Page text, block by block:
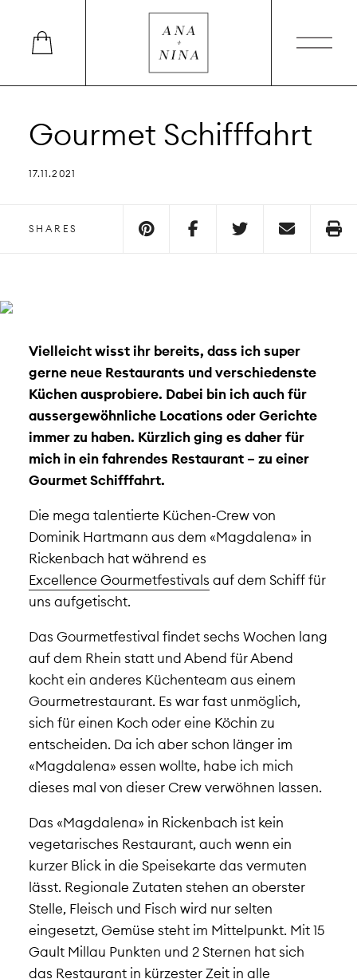
Gourmet Schifffahrt
17.11.2021
SHARES
Vielleicht wisst ihr bereits, dass ich super
gerne neue Restaurants und verschiedenste
Küchen ausprobiere. Dabei bin ich auch für
aussergewöhnliche Locations oder Gerichte
immer zu haben. Kürzlich ging es daher für
mich in ein fahrendes Restaurant – zu einer
Gourmet Schifffahrt.
Die mega talentierte Küchen-Crew von
Dominik Hartmann aus dem «Magdalena» in
Rickenbach hat während es
Excellence Gourmetfestivals auf dem Schiff für
uns aufgetischt.
Das Gourmetfestival findet sechs Wochen lang
auf dem Rhein statt und Abend für Abend
kocht ein anderes Küchenteam aus einem
Gourmetrestaurant. Es war fast unmöglich,
sich für einen Koch oder eine Köchin zu
entscheiden. Da ich aber schon länger im
«Magdalena» essen wollte, habe ich mich
dieses mal von dieser Crew verwöhnen lassen.
Das «Magdalena» in Rickenbach ist kein
vegetarisches Restaurant, auch wenn ein
kurzer Blick in die Speisekarte das vermuten
lässt. Regionale Zutaten stehen an oberster
Stelle, Fleisch und Fisch wird nur selten
eingesetzt, Gemüse steht im Mittelpunkt. Mit 15
Gault Millau Punkten und 2 Sternen hat sich
das Restaurant in kürzester Zeit in alle